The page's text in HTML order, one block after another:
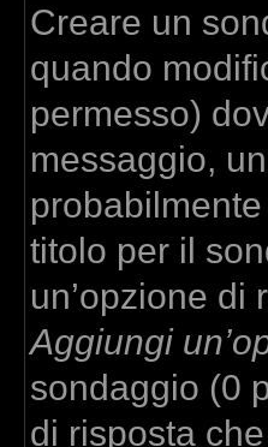
Creare un
quando
permesso)
messaggio,
titolo per il
un’opzione di
Aggiungi
sondaggio (0
di risposta